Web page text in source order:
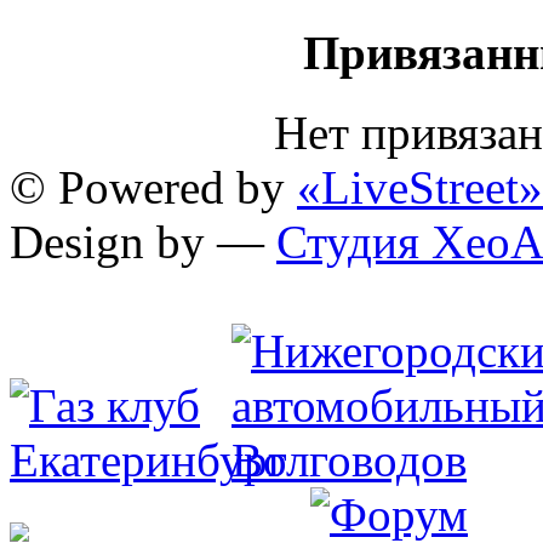
Нет
© Powered by «LiveStreet»
Design by — Студия